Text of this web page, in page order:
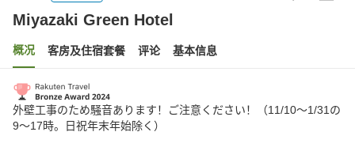
Miyazaki Green Hotel
概况 客房及住宿套餐 评论 基本信息
外壁工事のため騒音あります！ご注意ください！（11/10〜1/31の
9〜17時。日祝年末年始除く）